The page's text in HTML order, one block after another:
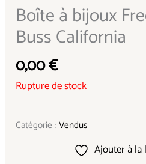
Boîte à bijoux
Buss California
0,00€
Rupture de stock
Catégorie :Vendus
Ajouter à la